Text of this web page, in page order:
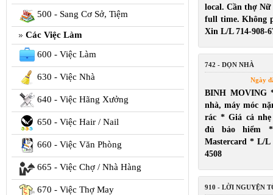
500 - Sang Cơ Sở, Tiệm
Các Việc Làm
600 - Việc Làm
630 - Việc Nhà
640 - Việc Hãng Xưởng
650 - Việc Hair / Nail
660 - Việc Văn Phòng
665 - Việc Chợ / Nhà Hàng
670 - Việc Thợ May
local. Cần thợ Nữ
full time. Không
Xin L/L 714-908-
742 - DỌN NHÀ
Ngày
BINH MOVING
nhà, máy móc
rác * Giá cả
đủ bảo hiểm *
Mastercard * L/L
4508
910 - LỜI NGUYỆN